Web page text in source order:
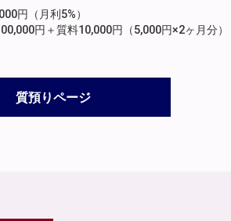
円（月利5%）
円＋質料10,000円（5,000円×2ヶ月分
質預りページ